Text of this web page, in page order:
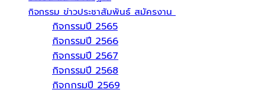
กิจกรรม ข่าวประชาสัมพันธ์ สมัครงาน
กิจกรรมปี 2565
กิจกรรมปี 2566
กิจกรรมปี 2567
กิจกรรมปี 2568
กิจกกรมปี 2569